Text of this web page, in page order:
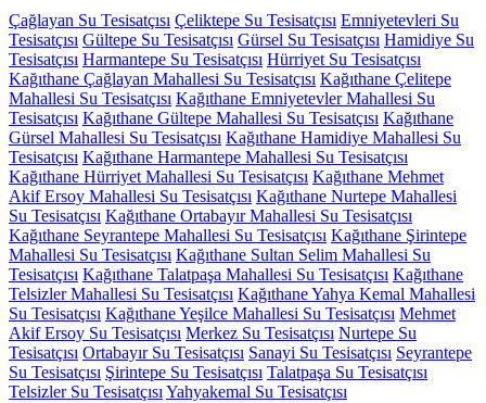
Çağlayan Su Tesisatçısı Çeliktepe Su Tesisatçısı Emniyetevleri Su
Tesisatçısı Gültepe Su Tesisatçısı Gürsel Su Tesisatçısı Hamidiye Su
Tesisatçısı Harmantepe Su Tesisatçısı Hürriyet Su Tesisatçısı
Kağıthane Çağlayan Mahallesi Su Tesisatçısı Kağıthane Çelitepe
Mahallesi Su Tesisatçısı Kağıthane Emniyetevler Mahallesi Su
Tesisatçısı Kağıthane Gültepe Mahallesi Su Tesisatçısı Kağıthane
Gürsel Mahallesi Su Tesisatçısı Kağıthane Hamidiye Mahallesi Su
Tesisatçısı Kağıthane Harmantepe Mahallesi Su Tesisatçısı
Kağıthane Hürriyet Mahallesi Su Tesisatçısı Kağıthane Mehmet
Akif Ersoy Mahallesi Su Tesisatçısı Kağıthane Nurtepe Mahallesi
Su Tesisatçısı Kağıthane Ortabayır Mahallesi Su Tesisatçısı
Kağıthane Seyrantepe Mahallesi Su Tesisatçısı Kağıthane Şirintepe
Mahallesi Su Tesisatçısı Kağıthane Sultan Selim Mahallesi Su
Tesisatçısı Kağıthane Talatpaşa Mahallesi Su Tesisatçısı Kağıthane
Telsizler Mahallesi Su Tesisatçısı Kağıthane Yahya Kemal Mahallesi
Su Tesisatçısı Kağıthane Yeşilce Mahallesi Su Tesisatçısı Mehmet
Akif Ersoy Su Tesisatçısı Merkez Su Tesisatçısı Nurtepe Su
Tesisatçısı Ortabayır Su Tesisatçısı Sanayi Su Tesisatçısı Seyrantepe
Su Tesisatçısı Şirintepe Su Tesisatçısı Talatpaşa Su Tesisatçısı
Telsizler Su TesisatçısıYahyakemal Su Tesisatçısı